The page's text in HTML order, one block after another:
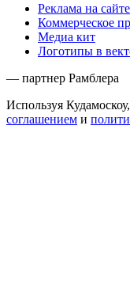
Реклама на сайте
Коммерческое
Медиа кит
Логотипы в
— партнер Рамблера
Используя
соглашением и